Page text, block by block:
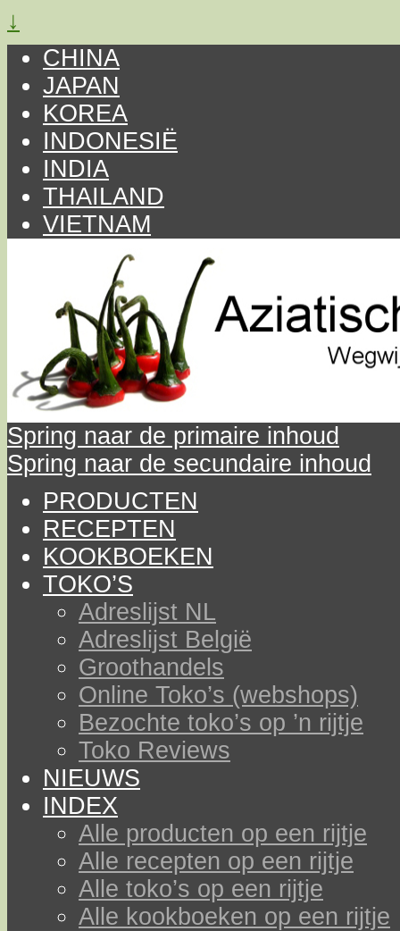
↓
CHINA
JAPAN
KOREA
INDONESIË
INDIA
THAILAND
VIETNAM
Spring naar de primaire inhoud
Spring naar de secundaire inhoud
PRODUCTEN
RECEPTEN
KOOKBOEKEN
TOKO’S
Adreslijst NL
Adreslijst België
Groothandels
Online Toko’s (webshops)
Bezochte toko’s op ’n rijtje
Toko Reviews
NIEUWS
INDEX
Alle producten op een rijtje
Alle recepten op een rijtje
Alle toko’s op een rijtje
Alle kookboeken op een rijtje